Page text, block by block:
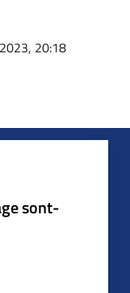
20:18
sont-